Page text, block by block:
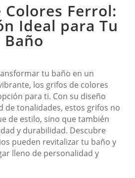
Ferrol:
Ideal para Tu
Baño
tu baño en un
los grifos de colores
para ti. Con su diseño
de tonalidades, estos grifos no
de estilo, sino que también
y durabilidad. Descubre
pueden revitalizar tu baño y
lleno de personalidad y